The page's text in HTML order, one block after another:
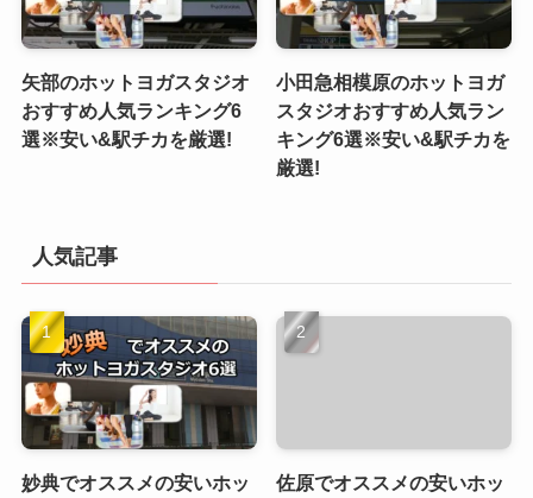
矢部のホットヨガスタジオ
おすすめ人気ランキング6
選※安い&駅チカを厳選!
小田急相模原のホットヨガ
スタジオおすすめ人気ラン
キング6選※安い&駅チカを
厳選!
人気記事
妙典でオススメの安いホッ
佐原でオススメの安いホッ